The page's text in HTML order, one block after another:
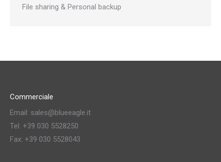
File sharing & Personal backup
Commerciale
Email: sales@blueeagle.it
Tel: +39 030 5528250
Fax: +39 030 5528043